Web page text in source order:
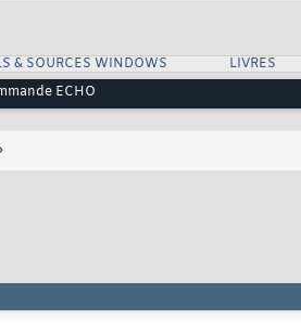
& SOURCES WINDOWS
LIVRES
ECHO